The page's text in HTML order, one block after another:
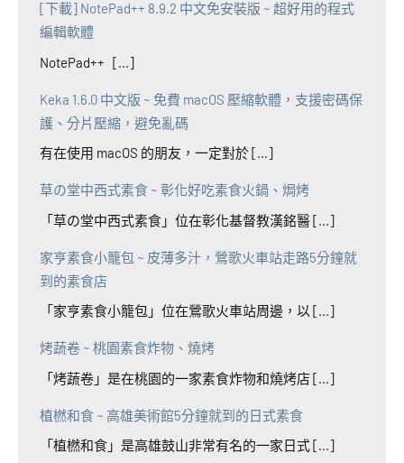
[下載] NotePad++ 8.9.2 中文免安裝版 ~ 超好用的程式
編輯軟體
NotePad++ [...]
Keka 1.6.0 中文版 ~ 免費 macOS 壓縮軟體，支援密碼保
護、分片壓縮，避免亂碼
有在使用 macOS 的朋友，一定對於 [...]
草の堂中西式素食 ~ 彰化好吃素食火鍋、焗烤
「草の堂中西式素食」位在彰化基督教漢銘醫 [...]
家亨素食小籠包 ~ 皮薄多汁，鶯歌火車站走路5分鐘就
到的素食店
「家亨素食小籠包」位在鶯歌火車站周邊，以 [...]
烤蔬卷 ~ 桃園素食炸物、燒烤
「烤蔬卷」是在桃園的一家素食炸物和燒烤店 [...]
植橪和食 ~ 高雄美術館5分鐘就到的日式素食
「植橪和食」是高雄鼓山非常有名的一家日式 [...]